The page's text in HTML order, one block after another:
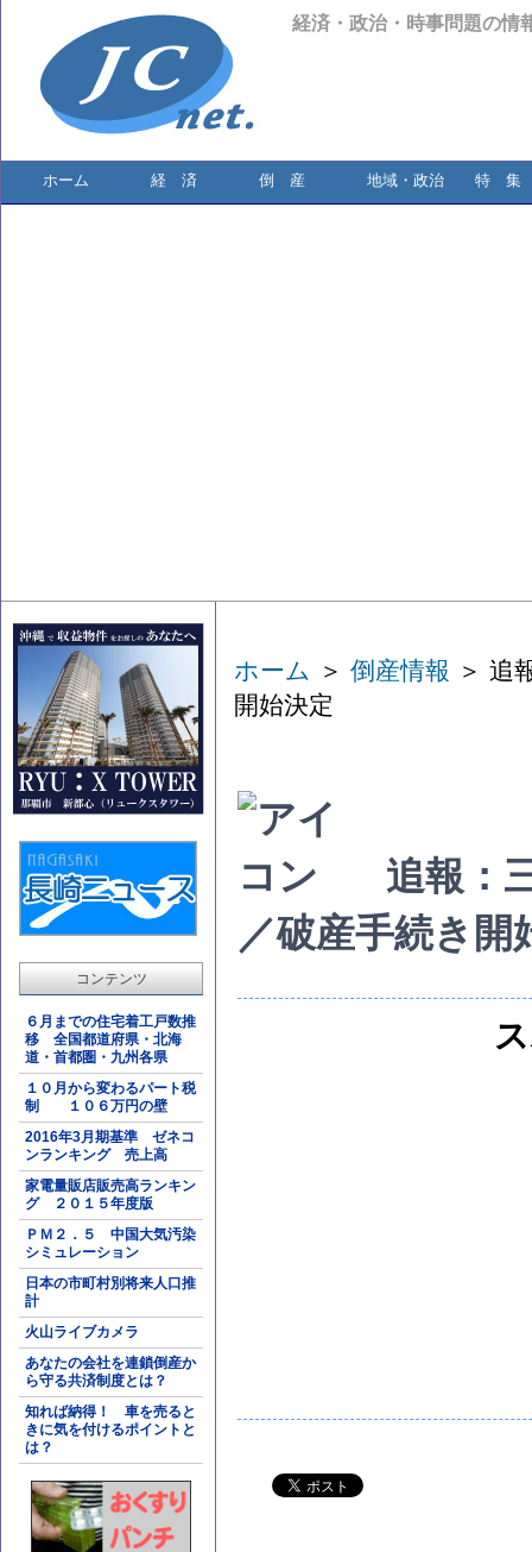
経済・政治・時事問題の情
ホーム 経 済 倒 産 地域・政治 特 集
コンテンツ
６月までの住宅着工戸数推
移 全国都道府県・北海
道・首都圏・九州各県
１０月から変わるパート税
制 １０６万円の壁
2016年3月期基準 ゼネコ
ンランキング 売上高
家電量販店販売高ランキン
グ ２０１５年度版
ＰＭ２．５ 中国大気汚染
シミュレーション
日本の市町村別将来人口推
計
火山ライブカメラ
あなたの会社を連鎖倒産か
ら守る共済制度とは？
知れば納得！ 車を売ると
きに気を付けるポイントと
は？
ホーム ＞ 倒産情報 ＞ 追
開始決定
追報：
／破産手続き開